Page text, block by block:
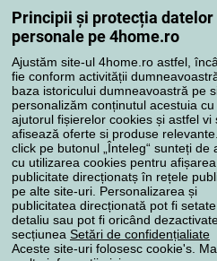
Principii și protecția datelor
personale pe 4home.ro
Ajustăm site-ul 4home.ro astfel,
fie conform activității
baza istoricului dumneavoastră pe
personalizăm conținutul acestuia cu
ajutorul fișierelor cookies și astfel vi
afisează oferte si produse
click pe butonul „Înteleg“ sunteți de
cu utilizarea cookies pentru
publicitate direcționatș în rețele
pe alte site-uri. Personalizarea și
publicitatea direcționată pot fi
detaliu sau pot fi oricând
secțiunea Setări de confidențialiate
Aceste site-uri folosesc cookie's.
Reclamaţii
Retragere de la contract
Regulile de procesare a recenziilor
Metode de transport
Metode de plată
Magazin de încredere